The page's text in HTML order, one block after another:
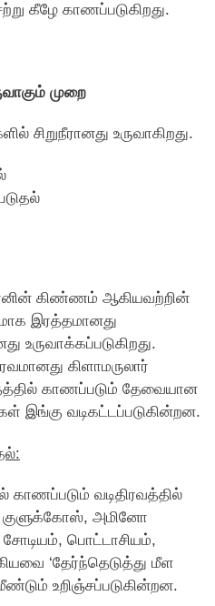
கீழே காணப்படுகிறது.
முறை
சிறுநீரானது உருவாகிறது.
கிண்ணம் ஆகியவற்றின்
இரத்தமானது
உருவாக்கப்படுகிறது.
கிளாமருலார்
காணப்படும் தேவையான
இங்கு வடிகட்டப்படுகின்றன.
வடிதிரவத்தில்
அமினோ
பொட்டாசியம்,
‘தேர்ந்தெடுத்து மீள
உறிஞ்சப்படுகின்றன.